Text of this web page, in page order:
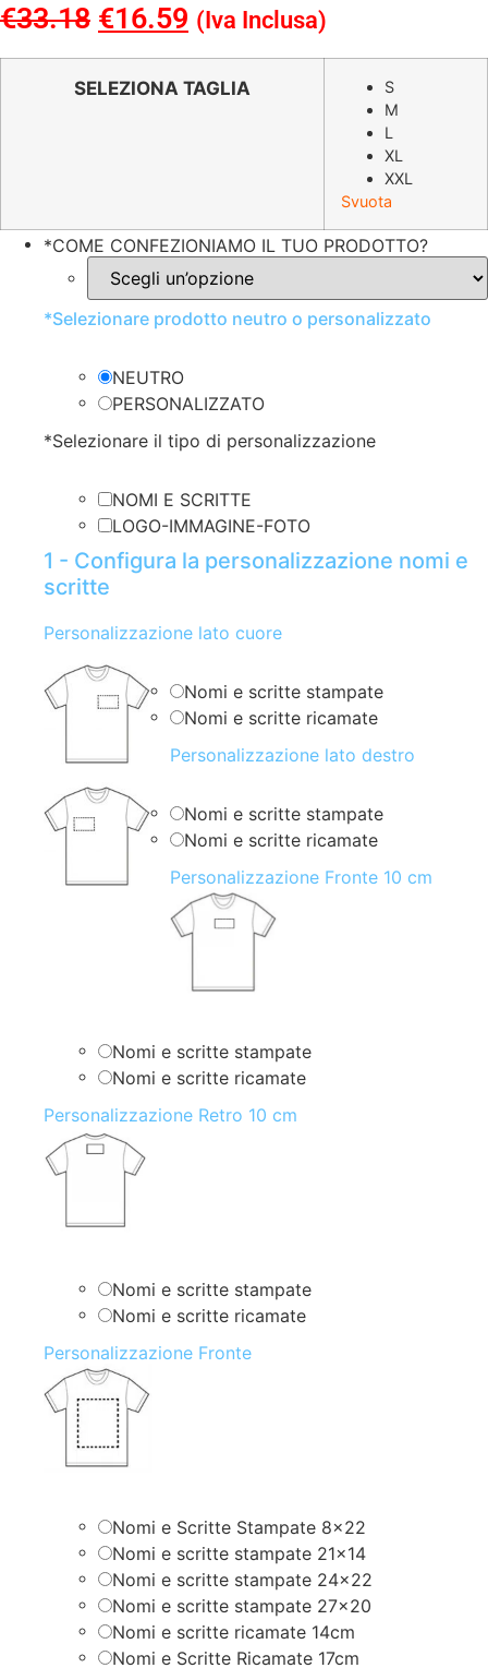
€33.18 Il
prezzo
originale
€16.59 Il
prezzo
attuale
(Iva Inclusa)
SELEZIONA TAGLIA
S
M
L
XL
XXL
Svuota
*COME CONFEZIONIAMO IL TUO PRODOTTO?
*Selezionare prodotto neutro o personalizzato
NEUTRO
PERSONALIZZATO
*Selezionare il tipo di personalizzazione
NOMI E SCRITTE
LOGO-IMMAGINE-FOTO
1 - Configura la personalizzazione nomi e
scritte
Personalizzazione lato cuore
Nomi e scritte stampate
Nomi e scritte ricamate
Personalizzazione lato destro
Nomi e scritte stampate
Nomi e scritte ricamate
Personalizzazione Fronte 10 cm
Nomi e scritte stampate
Nomi e scritte ricamate
Personalizzazione Retro 10 cm
Nomi e scritte stampate
Nomi e scritte ricamate
Personalizzazione Fronte
Nomi e Scritte Stampate 8×22
Nomi e scritte stampate 21×14
Nomi e scritte stampate 24×22
Nomi e scritte stampate 27×20
Nomi e scritte ricamate 14cm
Nomi e Scritte Ricamate 17cm